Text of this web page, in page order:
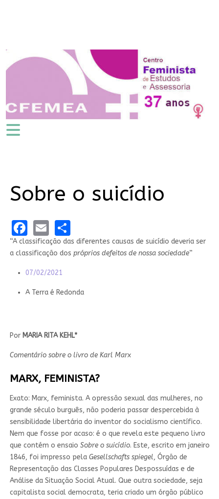
Sobre o suicídio
Facebook
EmailShare
“A classificação das diferentes causas de suicídio deveria ser
a classificação dos próprios defeitos de nossa sociedade”
07/02/2021
A Terra é Redonda
Por MARIA RITA KEHL*
Comentário sobre o livro de Karl Marx
MARX, FEMINISTA?
Exato: Marx, feminista. A opressão sexual das mulheres, no
grande século burguês, não poderia passar despercebida à
sensibilidade libertária do inventor do socialismo científico.
Nem que fosse por acaso: é o que revela este pequeno livro
que contém o ensaio Sobre o suicídio. Este, escrito em janeiro
1846, foi impresso pela Gesellschafts spiegel, Órgão de
Representação das Classes Populares Despossuídas e de
Análise da Situação Social Atual. Que outra sociedade, seja
capitalista social democrata, teria criado um órgão público